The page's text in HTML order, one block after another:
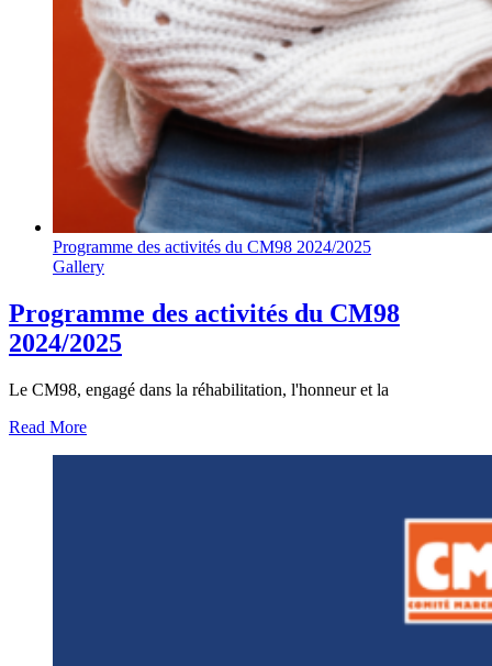
Programme des activités du CM98 2024/2025
Gallery
Programme des activités du CM98
2024/2025
Le CM98, engagé dans la réhabilitation, l'honneur et la
Read More